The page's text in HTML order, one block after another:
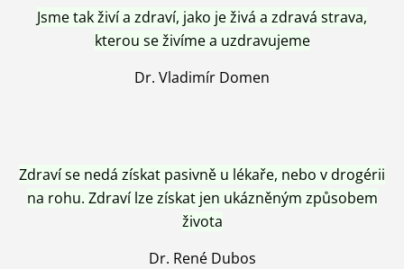
Jsme tak živí a zdraví, jako je živá a zdravá strava,
kterou se živíme a uzdravujeme
Dr. Vladimír Domen
Zdraví se nedá získat pasivně u lékaře, nebo v drogérii
na rohu. Zdraví lze získat jen ukázněným způsobem
života
Dr. René Dubos